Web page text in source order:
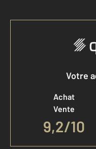
Votre
Achat
Vente
9,2/10